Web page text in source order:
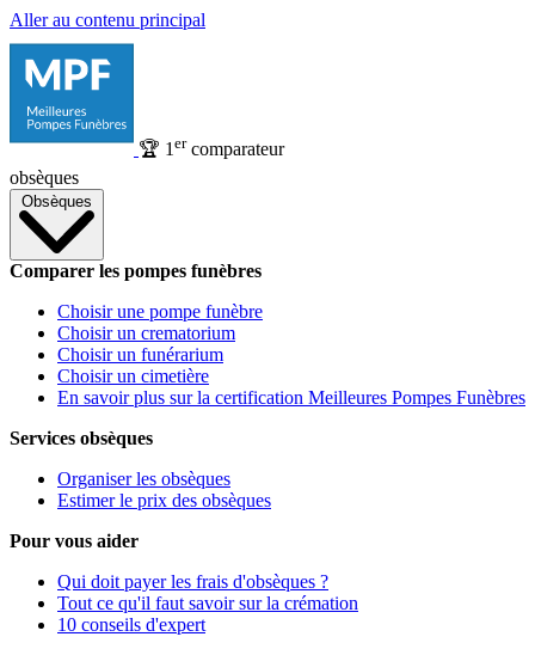
Aller au contenu principal
🏆 1 ercomparateur
obsèques
Obsèques
Comparer les pompes funèbres
Choisir une pompe funèbre
Choisir un crematorium
Choisir un funérarium
Choisir un cimetière
En savoir plus sur la certification Meilleures Pompes Funèbres
Services obsèques
Organiser les obsèques
Estimer le prix des obsèques
Pour vous aider
Qui doit payer les frais d'obsèques ?
Tout ce qu'il faut savoir sur la crémation
10 conseils d'expert